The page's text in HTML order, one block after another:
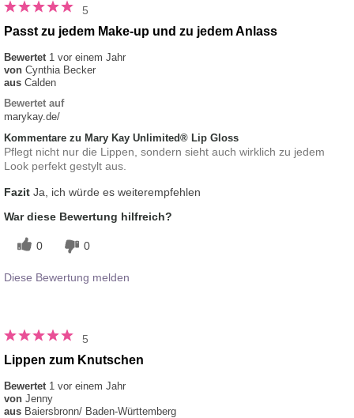
5
Passt zu jedem Make-up und zu jedem Anlass
Bewertet 1 vor einem Jahr
von Cynthia Becker
aus Calden
Bewertet auf
marykay.de/
Kommentare zu Mary Kay Unlimited® Lip Gloss
Pflegt nicht nur die Lippen, sondern sieht auch wirklich zu jedem
Look perfekt gestylt aus.
Fazit Ja, ich würde es weiterempfehlen
War diese Bewertung hilfreich?
0 0
Diese Bewertung melden
5
Lippen zum Knutschen
Bewertet 1 vor einem Jahr
von Jenny
aus Baiersbronn/ Baden-Württemberg